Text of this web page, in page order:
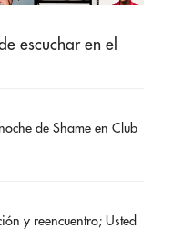
escuchar en el
de Shame en Club
y reencuentro; Usted